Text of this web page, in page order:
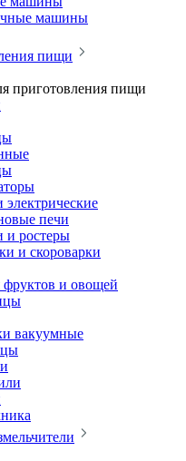
машины
пищи
приготовления пищи
печи
ростеры
и скороварки
и овощей
вакуумные